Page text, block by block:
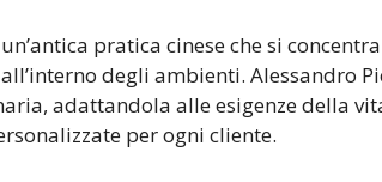
pratica cinese che si
all’interno degli ambienti. Alessandro
adattandola alle esigenze della
per ogni cliente.